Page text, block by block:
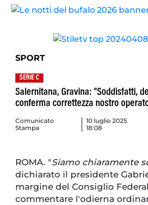
SPORT
SERIE C
Salernitana, Gravina: "Soddisfatti,
conferma correttezza nostro
Comunicato
Stampa
10 luglio 2025
18:08
ROMA. "Siamo chiaramente
dichiarato il presidente
margine del Consiglio
commentare l'odierna